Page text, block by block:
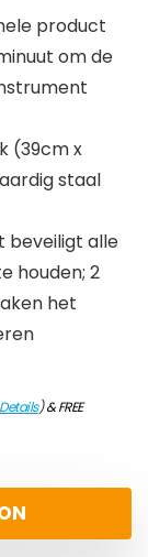
product
om de
(39cm x
staal
beveiligt alle
houden; 2
het
Details)&FREE